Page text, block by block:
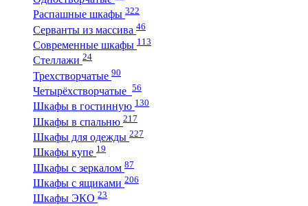
Распашные шкафы 322
Серванты из массива 46
Современные шкафы 113
Стеллажи 24
Трехстворчатые 90
Четырёхстворчатые 56
Шкафы в гостинную 130
Шкафы в спальню 217
Шкафы для одежды 227
Шкафы купе 19
Шкафы с зеркалом 87
Шкафы с ящиками 206
Шкафы ЭКО 23